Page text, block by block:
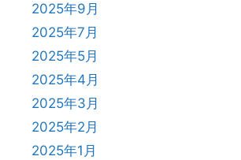
2025年9月
2025年7月
2025年5月
2025年4月
2025年3月
2025年2月
2025年1月